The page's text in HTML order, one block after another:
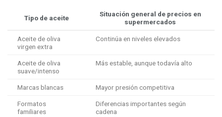
Tipo de aceite
Situación general de precios en
supermercados
Aceite de oliva
virgen extra
Continúa en niveles elevados
Aceite de oliva
suave/intenso
Más estable, aunque todavía alto
Marcas blancas Mayor presión competitiva
Formatos
familiares
Diferencias importantes según
cadena